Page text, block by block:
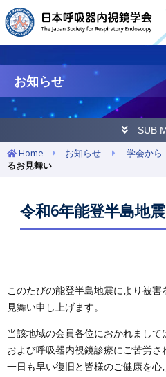
お知らせ
SUB
Home お知らせ 学会から
るお見舞い
令和6年能登半島地
このたびの能登半島地震により被
見舞い申し上げます。
当該地域の会員各位におかれまし
および呼吸器内視鏡診療にご苦労さ
一日も早い復旧と皆様のご健康を心